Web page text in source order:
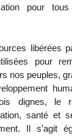
pour
libérées
pour
nos peuples,
dignes, le
santé et
Il s’agit